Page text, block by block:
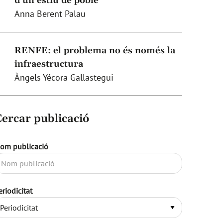
Anna Berent Palau
RENFE: el problema no és només la
infraestructura
Àngels Yécora Gallastegui
publicació
publicació